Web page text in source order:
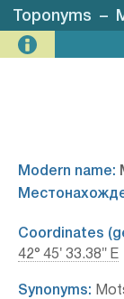
Toponyms –
Modern name:
Coordinates
42° 45′ 33.38″ E
Synonyms: